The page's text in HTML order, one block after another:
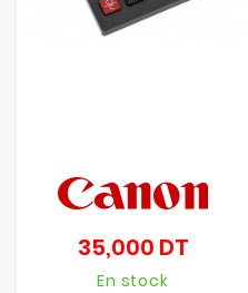
35,000 DTPrix
En stock